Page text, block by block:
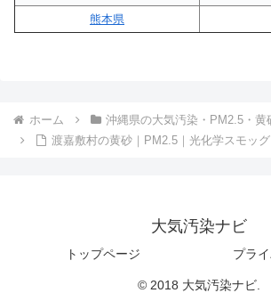
熊本県
ホーム
沖縄県の大気汚染・PM2.5・黄
渡嘉敷村の黄砂｜PM2.5｜光化学スモッグ
大気汚染ナビ
トップページ プラ
© 2018 大気汚染ナビ.